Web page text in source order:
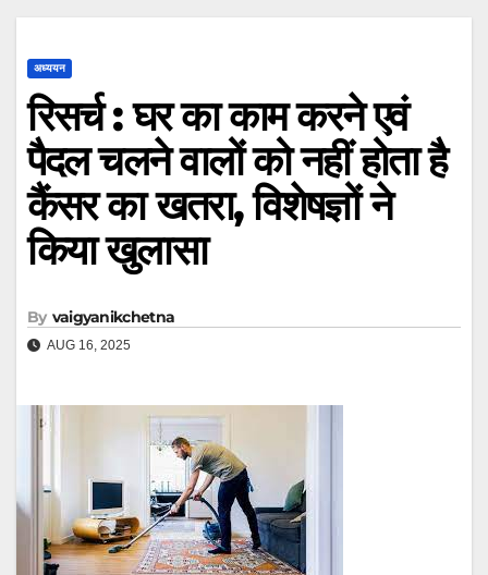
अध्ययन
रिसर्च : घर का काम करने एवं
पैदल चलने वालों को नहीं होता है
कैंसर का खतरा, विशेषज्ञों ने
किया खुलासा
By vaigyanikchetna
AUG 16, 2025